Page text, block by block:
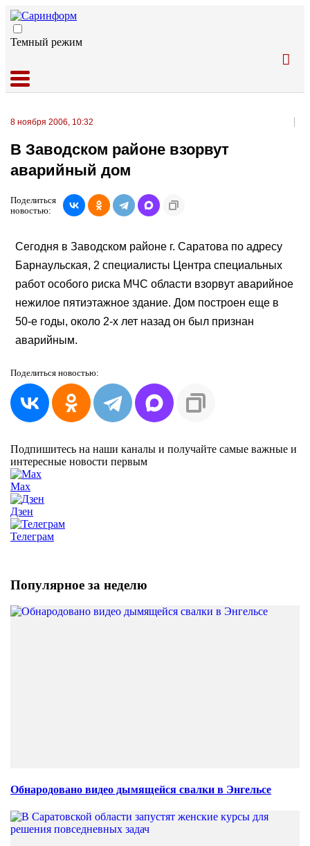
Темный режим
8 ноября 2006, 10:32
В Заводском районе взорвут
аварийный дом
Поделиться
новостью:
Сегодня в Заводском районе г. Саратова по адресу
Барнаульская, 2 специалисты Центра специальных
работ особого риска МЧС области взорвут аварийное
нежилое пятиэтажное здание. Дом построен еще в
50-е годы, около 2-х лет назад он был признан
аварийным.
Поделиться новостью:
Подпишитесь на наши каналы и получайте самые важные и
интересные новости первым
Max
Дзен
Телеграм
Популярное за неделю
Обнародовано видео дымящейся свалки в Энгельсе